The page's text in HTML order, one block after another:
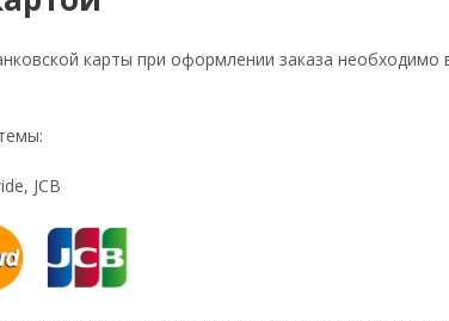
карты при оформлении заказа необходимо
JCB